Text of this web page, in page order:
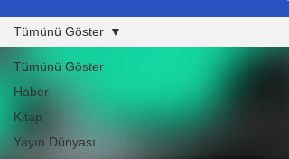
Tümünü Göster
Haber
Kitap
Yayın Dünyası
Tümünü Göster